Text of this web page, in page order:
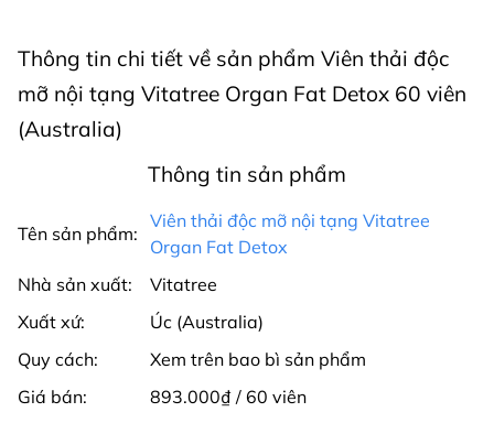
Thông tin chi tiết về sản phẩm Viên thải độc
mỡ nội tạng Vitatree Organ Fat Detox 60 viên
(Australia)
Thông tin sản phẩm
Tên sản phẩm:
Viên thải độc mỡ nội tạng Vitatree
Organ Fat Detox
Nhà sản xuất:
Vitatree
Xuất xứ:
Úc (Australia)
Quy cách:
Xem trên bao bì sản phẩm
Giá bán:
893.000₫ / 60 viên